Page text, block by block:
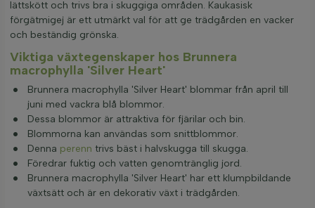
lättskött och trivs bra i skuggiga områden. Kaukasisk
förgätmigej är ett utmärkt val för att ge trädgården en vacker
och beständig grönska.
Viktiga växtegenskaper hos Brunnera
macrophylla 'Silver Heart'
Brunnera macrophylla 'Silver Heart' blommar från april till
juni med vackra blå blommor.
Dessa blommor är attraktiva för fjärilar och bin.
Blommorna kan användas som snittblommor.
Denna perenn trivs bäst i halvskugga till skugga.
Föredrar fuktig och vatten genomtränglig jord.
Brunnera macrophylla 'Silver Heart' har ett klumpbildande
växtsätt och är en dekorativ växt i trädgården.